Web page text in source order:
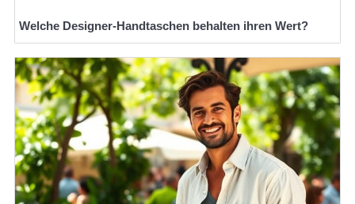
Welche Designer-Handtaschen behalten ihren Wert?